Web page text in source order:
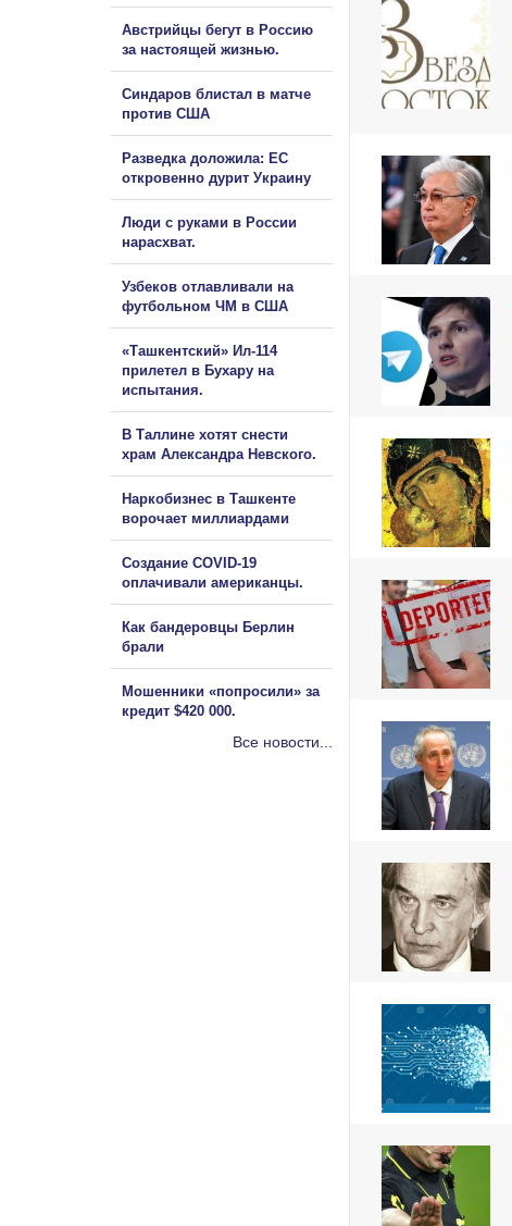
Австрийцы бегут в Россию
за настоящей жизнью.
Синдаров блистал в матче
против США
Разведка доложила: ЕС
откровенно дурит Украину
Люди с руками в России
нарасхват.
Узбеков отлавливали на
футбольном ЧМ в США
«Ташкентский» Ил-114
прилетел в Бухару на
испытания.
В Таллине хотят снести
храм Александра Невского.
Наркобизнес в Ташкенте
ворочает миллиардами
Создание COVID-19
оплачивали американцы.
Как бандеровцы Берлин
брали
Мошенники «попросили» за
кредит $420 000.
Все новости...